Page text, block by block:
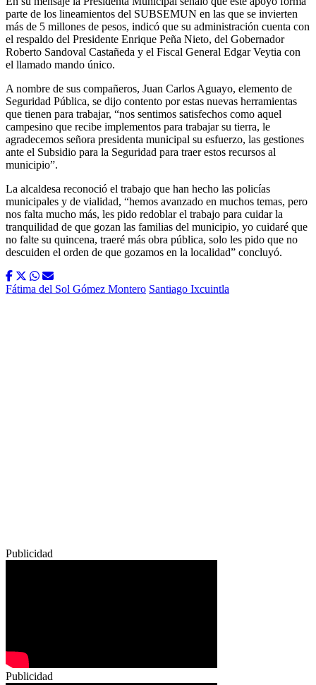
parte de los lineamientos del SUBSEMUN en las que se invierten
más de 5 millones de pesos, indicó que su administración cuenta con
el respaldo del Presidente Enrique Peña Nieto, del Gobernador
Roberto Sandoval Castañeda y el Fiscal General Edgar Veytia con
el llamado mando único.
A nombre de sus compañeros, Juan Carlos Aguayo, elemento de
Seguridad Pública, se dijo contento por estas nuevas herramientas
que tienen para trabajar, “nos sentimos satisfechos como aquel
campesino que recibe implementos para trabajar su tierra, le
agradecemos señora presidenta municipal su esfuerzo, las gestiones
ante el Subsidio para la Seguridad para traer estos recursos al
municipio”.
La alcaldesa reconoció el trabajo que han hecho las policías
municipales y de vialidad, “hemos avanzado en muchos temas, pero
nos falta mucho más, les pido redoblar el trabajo para cuidar la
tranquilidad de que gozan las familias del municipio, yo cuidaré que
no falte su quincena, traeré más obra pública, solo les pido que no
descuiden el orden de que gozamos en la localidad” concluyó.
Fátima del Sol Gómez Montero Santiago Ixcuintla
Publicidad
Publicidad